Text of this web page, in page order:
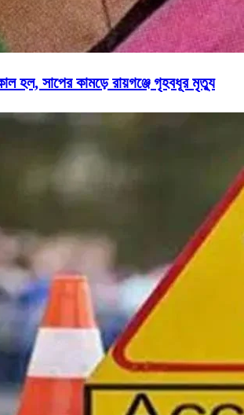
হল, সাপের কামড়ে রায়গঞ্জে গৃহবধূর মৃত্যু